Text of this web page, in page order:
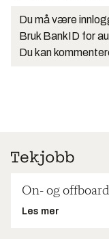
Du må være
Bruk BankID for
Du kan
On- og
Les mer